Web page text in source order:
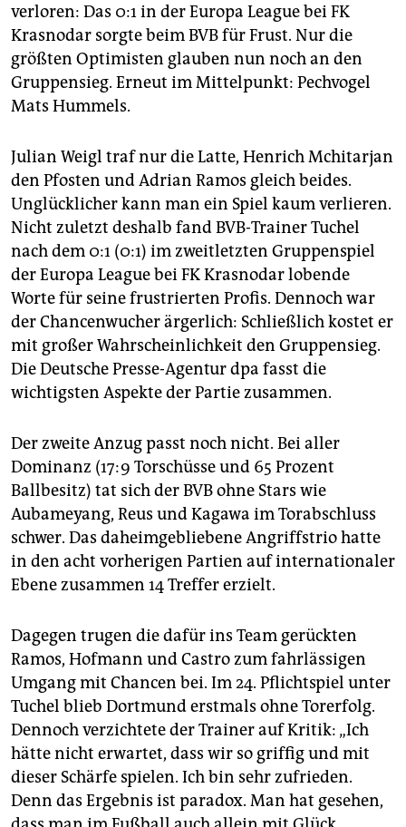
verloren: Das 0:1 in der Europa League bei FK
Krasnodar sorgte beim BVB für Frust. Nur die
größten Optimisten glauben nun noch an den
Gruppensieg. Erneut im Mittelpunkt: Pechvogel
Mats Hummels.
Julian Weigl traf nur die Latte, Henrich Mchitarjan
den Pfosten und Adrian Ramos gleich beides.
Unglücklicher kann man ein Spiel kaum verlieren.
Nicht zuletzt deshalb fand BVB-Trainer Tuchel
nach dem 0:1 (0:1) im zweitletzten Gruppenspiel
der Europa League bei FK Krasnodar lobende
Worte für seine frustrierten Profis. Dennoch war
der Chancenwucher ärgerlich: Schließlich kostet er
mit großer Wahrscheinlichkeit den Gruppensieg.
Die Deutsche Presse-Agentur dpa fasst die
wichtigsten Aspekte der Partie zusammen.
Der zweite Anzug passt noch nicht. Bei aller
Dominanz (17:9 Torschüsse und 65 Prozent
Ballbesitz) tat sich der BVB ohne Stars wie
Aubameyang, Reus und Kagawa im Torabschluss
schwer. Das daheimgebliebene Angriffstrio hatte
in den acht vorherigen Partien auf internationaler
Ebene zusammen 14 Treffer erzielt.
Dagegen trugen die dafür ins Team gerückten
Ramos, Hofmann und Castro zum fahrlässigen
Umgang mit Chancen bei. Im 24. Pflichtspiel unter
Tuchel blieb Dortmund erstmals ohne Torerfolg.
Dennoch verzichtete der Trainer auf Kritik: „Ich
hätte nicht erwartet, dass wir so griffig und mit
dieser Schärfe spielen. Ich bin sehr zufrieden.
Denn das Ergebnis ist paradox. Man hat gesehen,